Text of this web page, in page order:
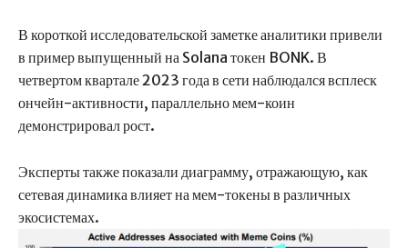
В короткой исследовательской заметке аналитики привели
в пример выпущенный на Solana токен BONK. В
четвертом квартале 2023 года в сети наблюдался всплеск
ончейн-активности, параллельно мем-коин
демонстрировал рост.
Эксперты также показали диаграмму, отражающую, как
сетевая динамика влияет на мем-токены в различных
экосистемах.